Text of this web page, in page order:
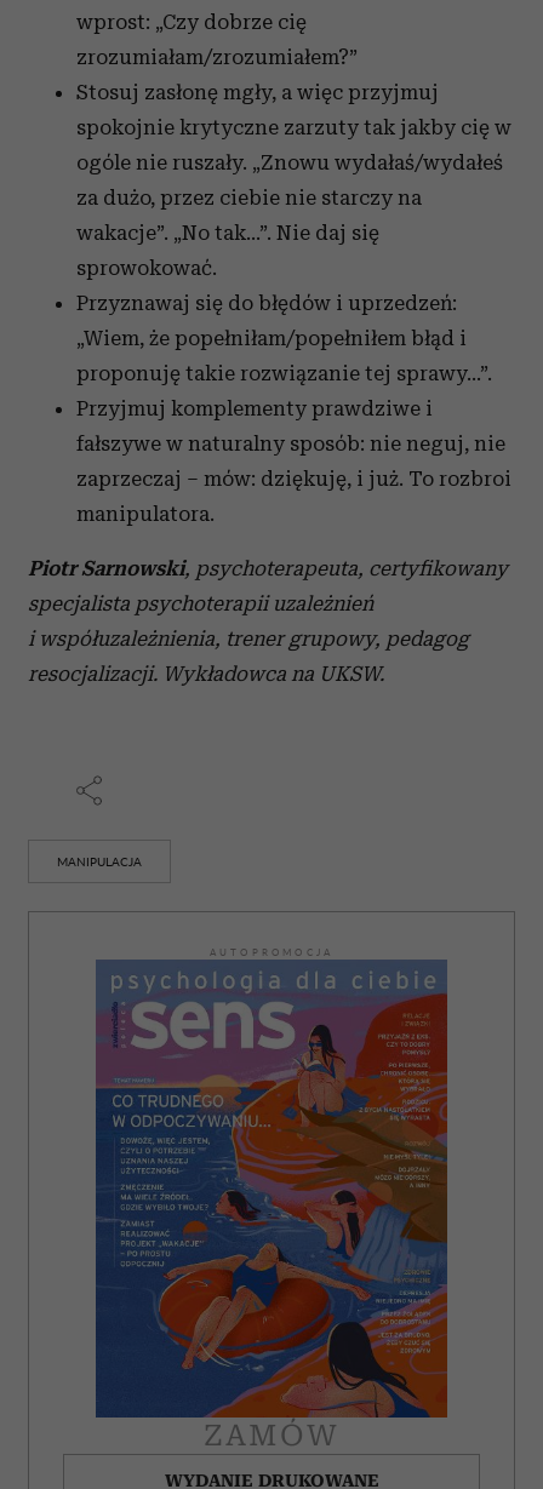
wprost: „Czy dobrze cię
zrozumiałam/zrozumiałem?”
Stosuj zasłonę mgły, a więc przyjmuj
spokojnie krytyczne zarzuty tak jakby cię w
ogóle nie ruszały. „Znowu wydałaś/wydałeś
za dużo, przez ciebie nie starczy na
wakacje”. „No tak…”. Nie daj się
sprowokować.
Przyznawaj się do błędów i uprzedzeń:
„Wiem, że popełniłam/popełniłem błąd i
proponuję takie rozwiązanie tej sprawy…”.
Przyjmuj komplementy prawdziwe i
fałszywe w naturalny sposób: nie neguj, nie
zaprzeczaj – mów: dziękuję, i już. To rozbroi
manipulatora.
Piotr Sarnowski, psychoterapeuta, certyfikowany
specjalista psychoterapii uzależnień
i współuzależnienia, trener grupowy, pedagog
resocjalizacji. Wykładowca na UKSW.
MANIPULACJA
AUTOPROMOCJA
ZAMÓW
WYDANIE DRUKOWANE